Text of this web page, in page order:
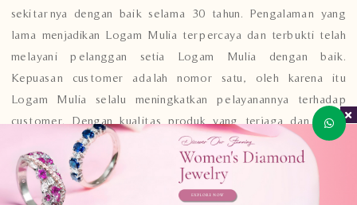
sekitarnya dengan baik selama 30 tahun. Pengalaman yang
lama menjadikan Logam Mulia terpercaya dan terbukti telah
melayani pelanggan setia Logam Mulia dengan baik.
Kepuasan customer adalah nomor satu, oleh karena itu
Logam Mulia selalu meningkatkan pelayanannya terhadap
customer. Dengan kualitas produk yang terjaga dan harga
kompetitif di pasaran, Logam Mulia adalah tempat yang
tepat untuk mencari berbagai perhiasan.
SHOW MORE
Home Contact